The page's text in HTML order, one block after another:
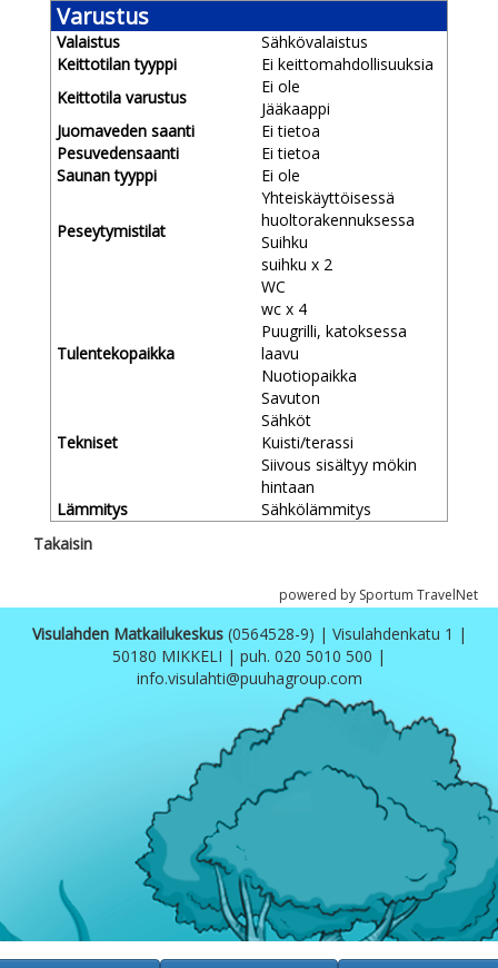
Varustus
Valaistus
Sähkövalaistus
Keittotilan tyyppi
Ei keittomahdollisuuksia
Keittotila varustus
Ei ole
Jääkaappi
Juomaveden saanti
Ei tietoa
Pesuvedensaanti
Ei tietoa
Saunan tyyppi
Ei ole
Peseytymistilat
Yhteiskäyttöisessä
huoltorakennuksessa
Suihku
suihku x 2
WC
wc x 4
Tulentekopaikka
Puugrilli, katoksessa
laavu
Nuotiopaikka
Tekniset
Savuton
Sähköt
Kuisti/terassi
Siivous sisältyy mökin
hintaan
Lämmitys
Sähkölämmitys
Takaisin
powered by Sportum TravelNet
Visulahden Matkailukeskus(0564528-9) | Visulahdenkatu 1 |
50180 MIKKELI | puh. 020 5010 500 |
info.visulahti@puuhagroup.com